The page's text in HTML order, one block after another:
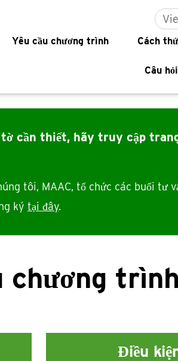
Yêu cầu chương trình Cách
Câu
cần thiết, hãy truy cập
tôi, MAAC, tổ chức các buổi tư
ký tại đây.
chương trình
Điều